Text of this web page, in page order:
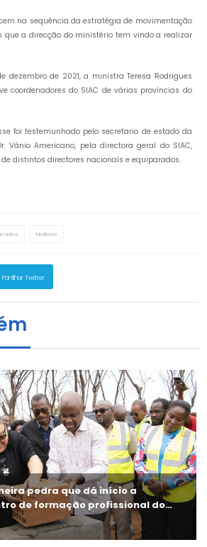
na sequência da estratégia de movimentação
que a direcção do ministério tem vindo a realizar
dezembro de 2021, a ministra Teresa Rodrigues
coordenadores do SIAC de várias províncias do
foi testemunhado pelo secretario de estado da
Vânio Americano, pela directora geral do SIAC,
distintos directores nacionais e equiparados.
Notícias
Partilhar Twitter
pedra que dá início a
de formação profissional do